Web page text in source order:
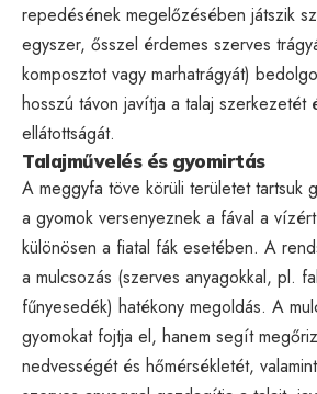
repedésének megelőzésében játszik
egyszer, ősszel érdemes szerves
komposztot vagy marhatrágyát)
hosszú távon javítja a talaj szerkezetét
ellátottságát.
Talajművelés és gyomirtás
A meggyfa töve körüli területet tartsuk
a gyomok versenyeznek a fával a
különösen a fiatal fák esetében. A
a mulcsozás (szerves anyagokkal, pl.
fűnyesedék) hatékony megoldás. A
gyomokat fojtja el, hanem segít
nedvességét és hőmérsékletét,